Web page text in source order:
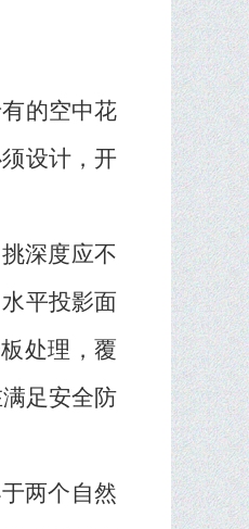
的空中花
设计，开
深度应不
平投影面
处理，覆
足安全防
两个自然